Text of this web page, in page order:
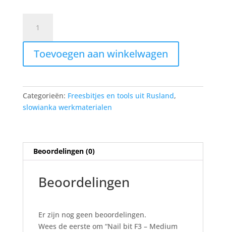
F3
Medium
Bit
aantal
Toevoegen aan winkelwagen
Categorieën: Freesbitjes en tools uit Rusland,
slowianka werkmaterialen
Beoordelingen (0)
Beoordelingen
Er zijn nog geen beoordelingen.
Wees de eerste om “Nail bit F3 – Medium